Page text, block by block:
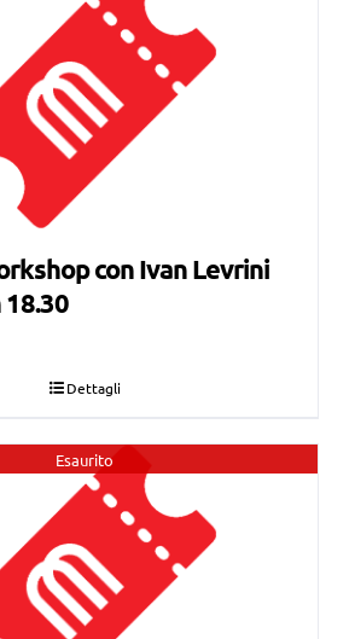
con Ivan Levrini
18.30
Dettagli
Esaurito